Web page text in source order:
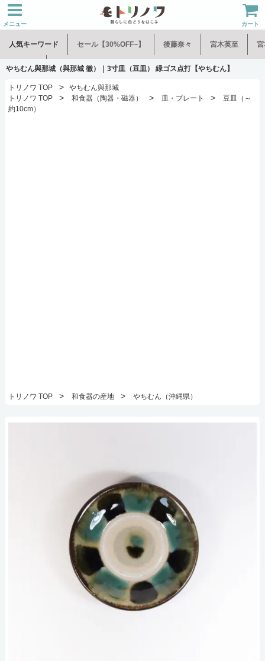
メニュー カート
人気キーワード セール【30%OFF~】 後藤奈々 宮木英至 宮
水谷和音 児玉修治
やちむん與那城（與那城 徹）｜3寸皿（豆皿） 緑ゴス点打【やちむん】
トリノワ TOP >
やちむん與那城
トリノワ TOP
> 和食器（陶器・磁器） > 皿・プレート >
豆皿（～
約10cm）
トリノワ TOP > 和食器の産地 > やちむん（沖縄県）